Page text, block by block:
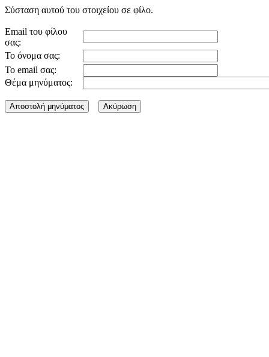
Σύσταση αυτού του στοιχείου σε φίλο.
Email του φίλου
σας:
Το όνομα σας:
Το email σας:
Θέμα μηνύματος: